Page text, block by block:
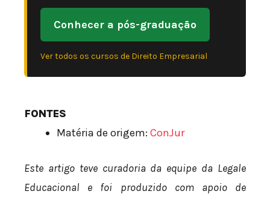
Conhecer a pós-graduação
Ver todos os cursos de Direito Empresarial
FONTES
Matéria de origem: ConJur
Este artigo teve curadoria da equipe da Legale
Educacional e foi produzido com apoio de